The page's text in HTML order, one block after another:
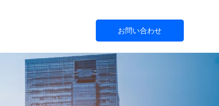
お問い合わせ